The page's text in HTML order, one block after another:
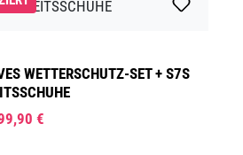
WETTERSCHUTZ-SET + S7S
€